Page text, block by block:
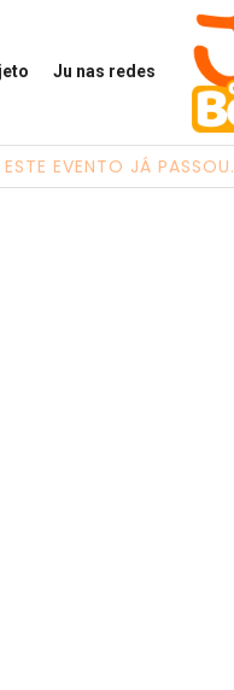
Ju nas redes
ESTE EVENTO JÁ PASSOU.